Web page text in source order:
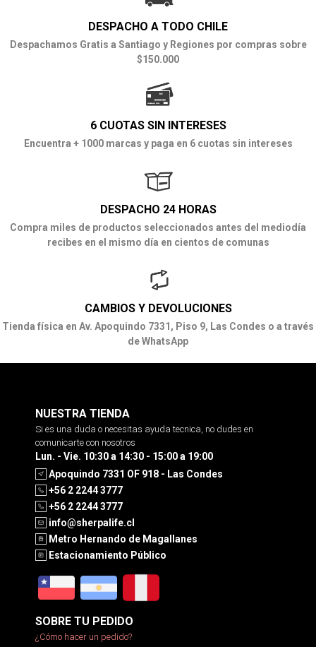
DESPACHO A TODO CHILE
Despachamos Gratis a Santiago y Regiones por compras sobre
$150.000
6 CUOTAS SIN INTERESES
Encuentra + 1000 marcas y paga en 6 cuotas sin intereses
DESPACHO 24 HORAS
Compra miles de productos seleccionados antes del mediodía
recibes en el mismo día en cientos de comunas
CAMBIOS Y DEVOLUCIONES
Tienda física en Av. Apoquindo 7331, Piso 9, Las Condes o a través
de WhatsApp
NUESTRA TIENDA
Si es una duda o necesitas ayuda tecnica, no dudes en
comunicarte con nosotros
Lun. - Vie. 10:30 a 14:30 - 15:00 a 19:00
Apoquindo 7331 OF 918 - Las Condes
+56 2 2244 3777
+56 2 2244 3777
info@sherpalife.cl
Metro Hernando de Magallanes
Estacionamiento Público
SOBRE TU PEDIDO
¿Cómo hacer un pedido?